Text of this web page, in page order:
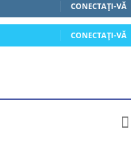
CONECTAȚI-VĂ
CONECTAȚI-VĂ